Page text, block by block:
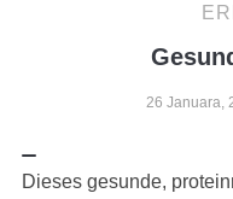
26 Januara,
Dieses gesunde,